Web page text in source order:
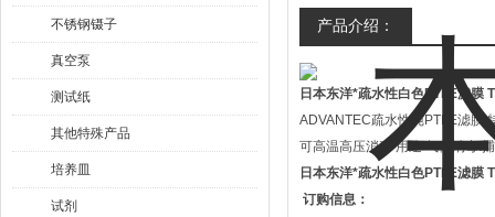
不锈钢镊子
真空泵
测试纸
其他特殊产品
培养皿
试剂
产品介绍：
日本东洋*疏水性白色PTFE滤膜
ADVANTEC疏水性纯PTFE滤膜
可高温高压消毒 用途 气体消毒:
日本东洋*疏水性白色PTFE滤膜
订购信息：